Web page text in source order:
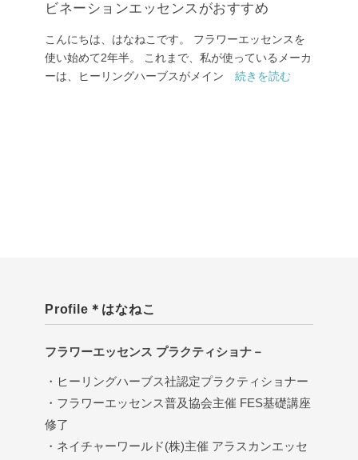
ビネーションエッセンスがおすすめ
こんにちは、はなねこです。 フラワーエッセンスを
使い始めて2年半。 これまで、私が使っているメーカ
ーは、ヒーリングハーブスがメイン 続きを読む
Profile＊はなねこ
フラワーエッセンス プラクティショナ－
・ヒーリングハーブス社認定プラクティショナー
・フラワーエッセンス普及協会主催 FES基礎講座
修了
・ネイチャーワールド(株)主催 アラスカンエッセ